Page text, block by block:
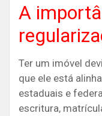
A
Ter um imóvel
que ele está
estaduais e
escritura,